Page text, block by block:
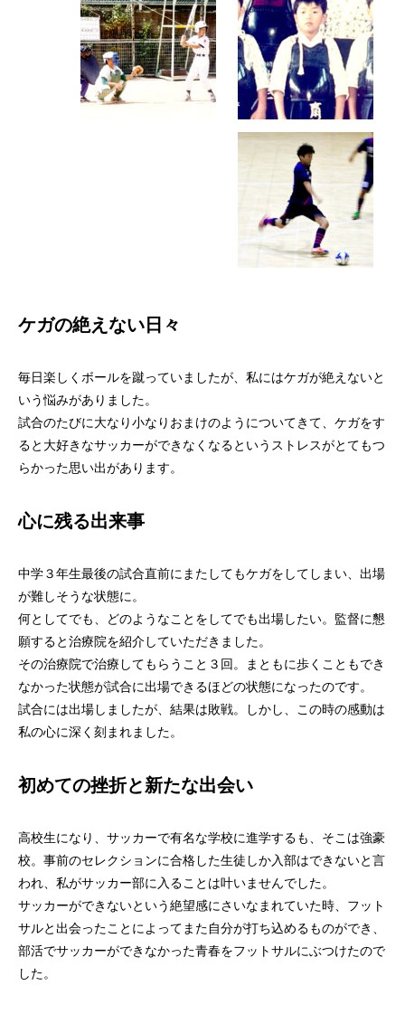
ケガの絶えない日々
毎日楽しくボールを蹴っていましたが、私にはケガが絶えないと
いう悩みがありました。
試合のたびに大なり小なりおまけのようについてきて、ケガをす
ると大好きなサッカーができなくなるというストレスがとてもつ
らかった思い出があります。
心に残る出来事
中学３年生最後の試合直前にまたしてもケガをしてしまい、出場
が難しそうな状態に。
何としてでも、どのようなことをしてでも出場したい。監督に懇
願すると治療院を紹介していただきました。
その治療院で治療してもらうこと３回。まともに歩くこともでき
なかった状態が試合に出場できるほどの状態になったのです。
試合には出場しましたが、結果は敗戦。しかし、この時の感動は
私の心に深く刻まれました。
初めての挫折と新たな出会い
高校生になり、サッカーで有名な学校に進学するも、そこは強豪
校。事前のセレクションに合格した生徒しか入部はできないと言
われ、私がサッカー部に入ることは叶いませんでした。
サッカーができないという絶望感にさいなまれていた時、フット
サルと出会ったことによってまた自分が打ち込めるものができ、
部活でサッカーができなかった青春をフットサルにぶつけたので
した。